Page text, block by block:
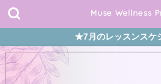
Muse Wellness
★7月のレッスンスケ